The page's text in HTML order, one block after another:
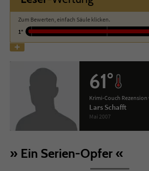
Zum Bewerten, einfach Säule klicken.
1°
61°
Krimi-Couch Rezension
Lars Schafft
Mai 2007
Ein Serien-Opfer
Name tx_pwcomments_ahash
Anbieter
Laufzeit
Zweck Cookie für Kommentare
fe_typo_user